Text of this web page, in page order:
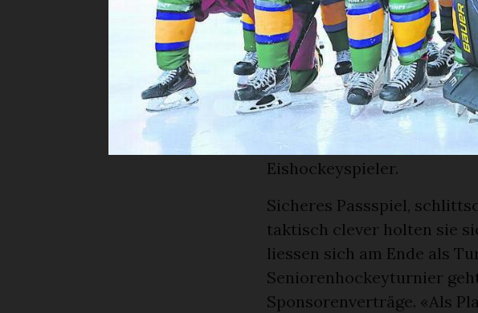
gegnerischen Teams,
Dieses Team, das
spielte, holte sich am
Freundschaftsspiele war
zuvor im Saanenland zu
Seniorenhockeyturnier
Eishockeyspieler.
Sicheres Passspiel,
taktisch clever holten sie
liessen sich am Ende als
Seniorenhockeyturnier
Sponsorenverträge. «Als